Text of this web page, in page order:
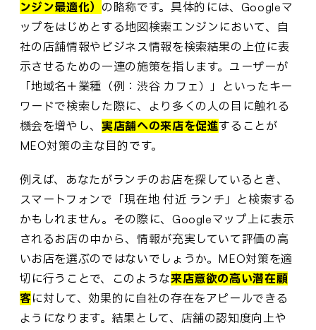
ンジン最適化） の略称です。具体的には、Googleマ
ップをはじめとする地図検索エンジンにおいて、自
社の店舗情報やビジネス情報を検索結果の上位に表
示させるための一連の施策を指します。ユーザーが
「地域名＋業種（例：渋谷 カフェ）」といったキー
ワードで検索した際に、より多くの人の目に触れる
機会を増やし、実店舗への来店を促進することが
MEO対策の主な目的です。
例えば、あなたがランチのお店を探しているとき、
スマートフォンで「現在地 付近 ランチ」と検索する
かもしれません。その際に、Googleマップ上に表示
されるお店の中から、情報が充実していて評価の高
いお店を選ぶのではないでしょうか。MEO対策を適
切に行うことで、このような来店意欲の高い潜在顧
客 に対して、効果的に自社の存在をアピールできる
ようになります。結果として、店舗の認知度向上や